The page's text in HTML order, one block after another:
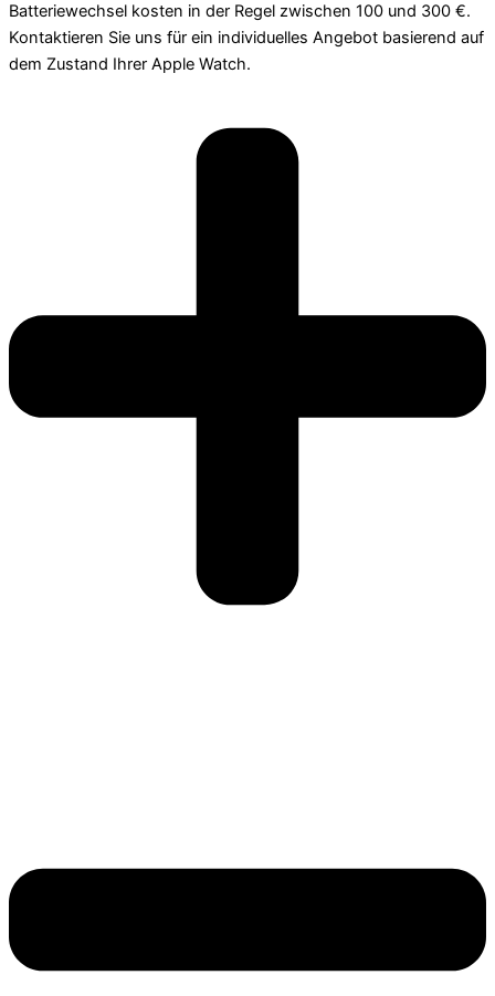
Batteriewechsel kosten in der Regel zwischen 100 und 300 €.
Kontaktieren Sie uns für ein individuelles Angebot basierend auf
dem Zustand Ihrer Apple Watch.